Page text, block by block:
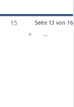
Seite 13 von 16
15
»
...